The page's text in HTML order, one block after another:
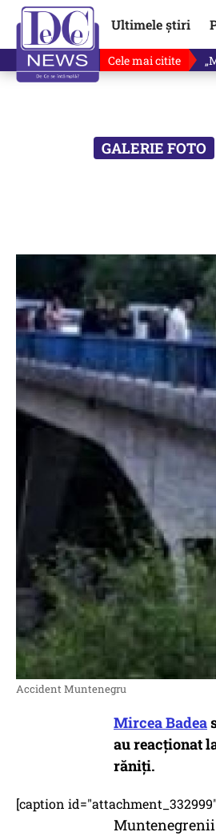
Ultimele știri
Cele mai citite
Accident Muntenegru
Mircea Badea
au reacționat
răniți.
[caption